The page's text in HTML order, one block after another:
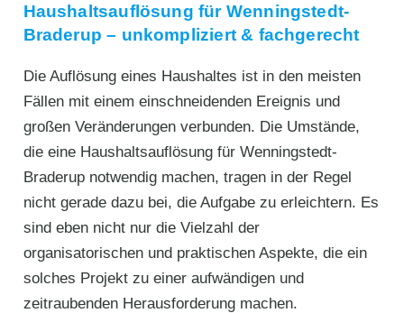
Haushaltsauflösung für Wenningstedt-
Braderup – unkompliziert & fachgerecht
Die Auflösung eines Haushaltes ist in den meisten
Fällen mit einem einschneidenden Ereignis und
großen Veränderungen verbunden. Die Umstände,
die eine Haushaltsauflösung für Wenningstedt-
Braderup notwendig machen, tragen in der Regel
nicht gerade dazu bei, die Aufgabe zu erleichtern. Es
sind eben nicht nur die Vielzahl der
organisatorischen und praktischen Aspekte, die ein
solches Projekt zu einer aufwändigen und
zeitraubenden Herausforderung machen.